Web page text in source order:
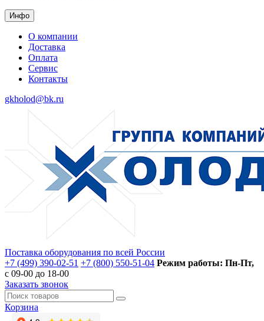
Инфо
О компании
Доставка
Оплата
Сервис
Контакты
gkholod@bk.ru
Поставка оборудования по всей России
+7 (499) 390-02-51 +7 (800) 550-51-04 Режим работы: Пн-Пт,
с 09-00 до 18-00
Заказать звонок
Корзина